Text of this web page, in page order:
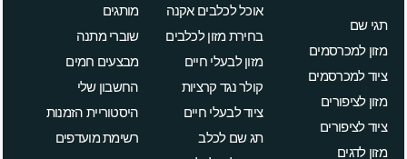
תגי שם
מזון למכרסמים
ציוד למכרסמים
מזון לציפורים
ציוד לציפורים
מזון לדגים
אוכל לכלבים אקנה
בחירת מזון לכלבים
מזון לבעלי חיים
קולר נגד קרציות
ציוד לבעלי חיים
תג שם לכלב
מותגים
שוברי מתנה
מבצעים חמים
החשבון שלי
היסטוריית הזמנות
רשימת מועדפים